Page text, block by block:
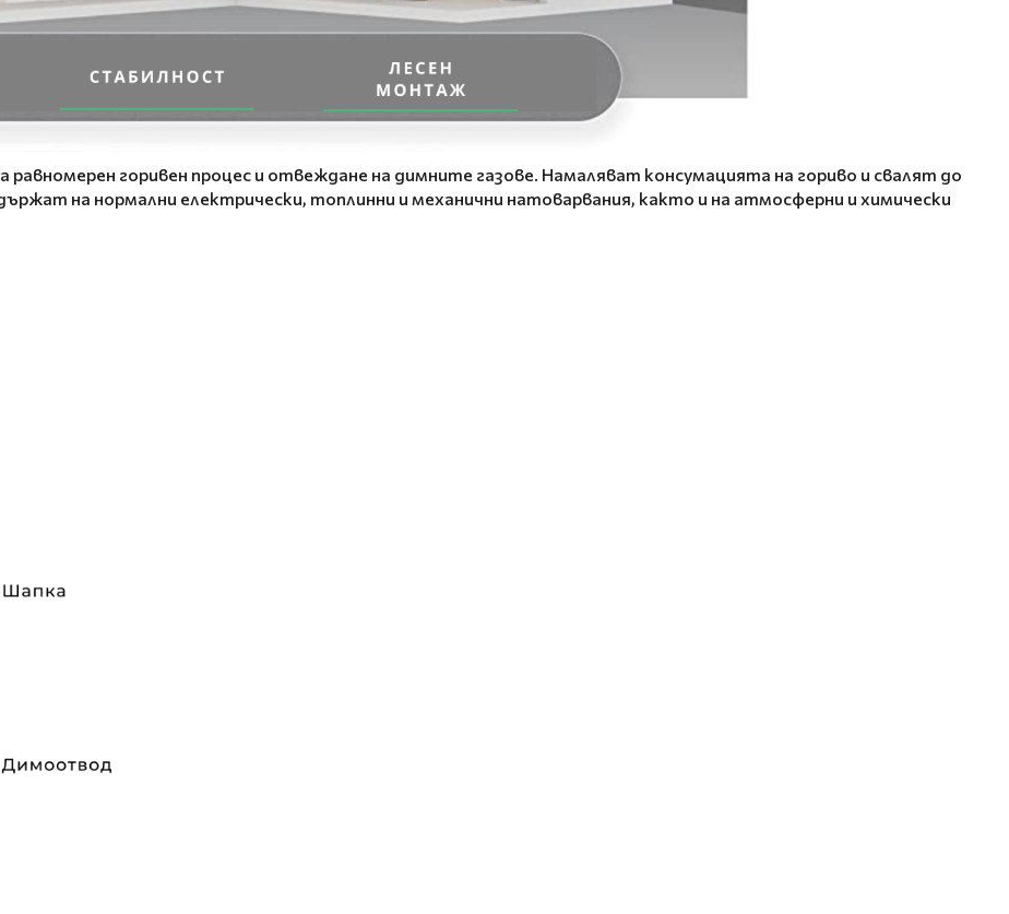
горивен процес и отвеждане на димните газове. Намаляват консумацията на гориво и свалят до
на нормални електрически, топлинни и механични натоварвания, както и на атмосферни и химически